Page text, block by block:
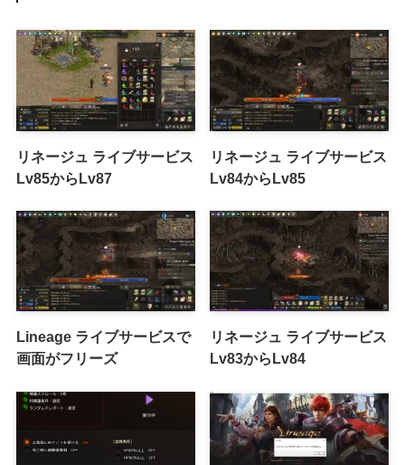
リネージュ ライブサービス
Lv85からLv87
リネージュ ライブサービス
Lv84からLv85
Lineage ライブサービスで
画面がフリーズ
リネージュ ライブサービス
Lv83からLv84